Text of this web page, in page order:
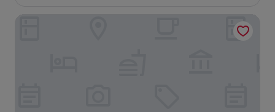
Bewertungen)